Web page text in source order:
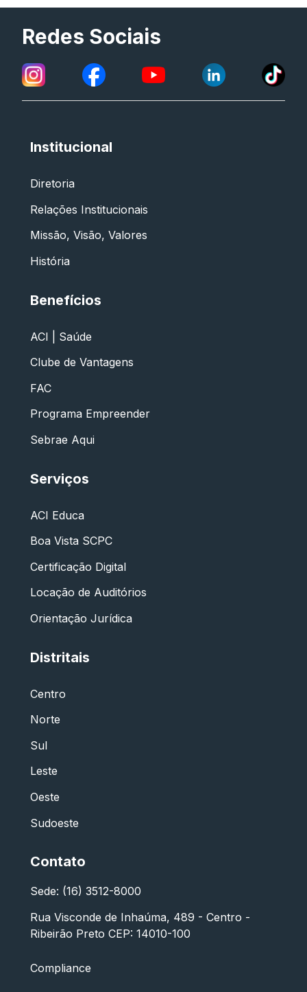
Redes Sociais
Institucional
Diretoria
Relações Institucionais
Missão, Visão, Valores
História
Benefícios
ACI | Saúde
Clube de Vantagens
FAC
Programa Empreender
Sebrae Aqui
Serviços
ACI Educa
Boa Vista SCPC
Certificação Digital
Locação de Auditórios
Orientação Jurídica
Distritais
Centro
Norte
Sul
Leste
Oeste
Sudoeste
Contato
Sede: (16) 3512-8000
Rua Visconde de Inhaúma, 489 - Centro -
Ribeirão Preto CEP: 14010-100
Compliance